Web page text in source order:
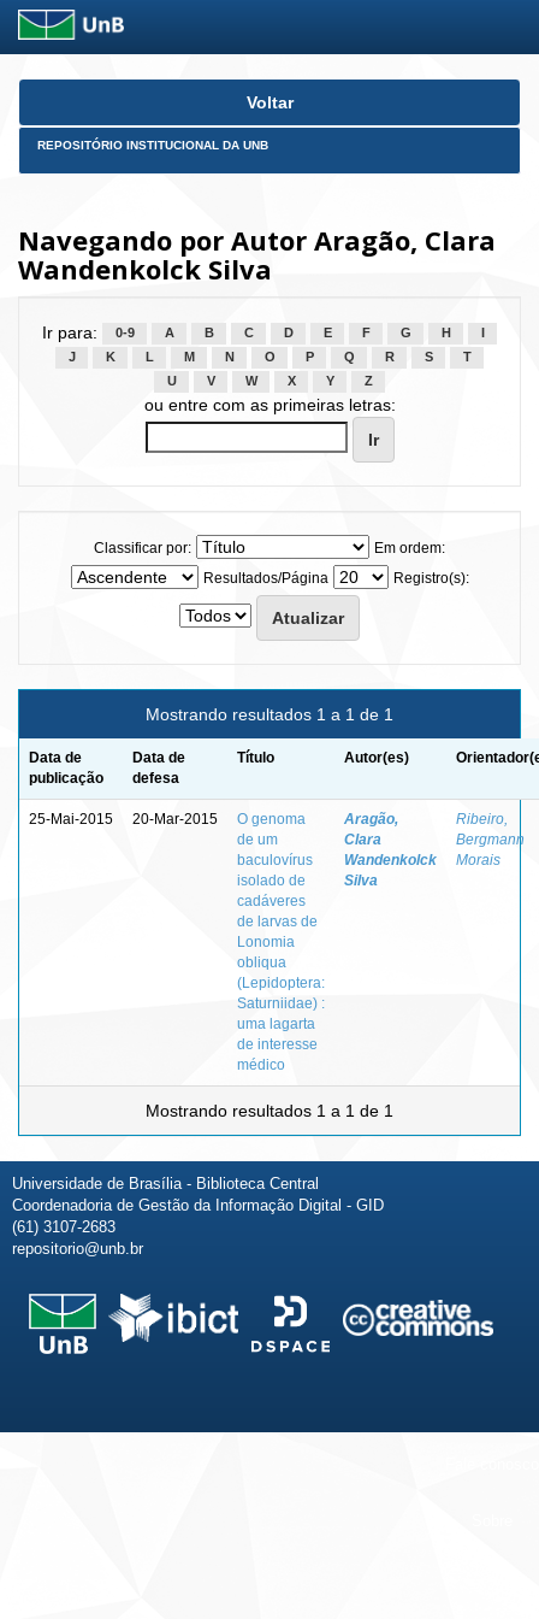
Skip
Voltar
REPOSITÓRIO INSTITUCIONAL DA UNB
Navegando por Autor Aragão, Clara
Wandenkolck Silva
Ir para: 0-9 A B C D E F G H
J
K L M N O P Q R S
T
U
V W X Y Z
ou entre com as primeiras letras:
Classificar por:
Em ordem:
Resultados/Página
Registro(s):
Mostrando resultados 1 a 1 de 1
Data de
publicação
Data de
defesa
Título Autor(es)
25-Mai-2015 20-Mar-2015
O genoma
de um
baculovírus
isolado de
cadáveres
de larvas de
Lonomia
obliqua
(Lepidoptera:
Saturniidae) :
uma lagarta
de interesse
médico
Aragão,
Clara
Wandenkolck
Silva
Ribeiro,
Bergmann
Morais
Mostrando resultados 1 a 1 de 1
Universidade de Brasília - Biblioteca Central
Coordenadoria de Gestão da Informação Digital - GID
(61) 3107-2683
repositorio@unb.br